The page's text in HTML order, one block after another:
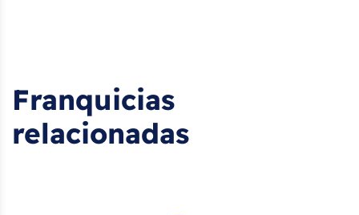
Franquicias
relacionadas